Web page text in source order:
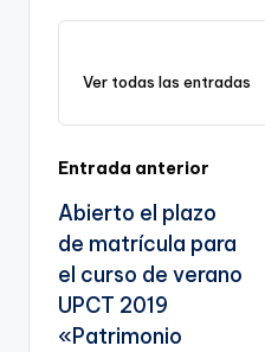
p
Li
n
k
c
e
b
o
o
k
ai e
a
Ver todas las entradas
Navegación
de
entradas
Entrada anterior
Abierto el plazo
de matrícula para
el curso de verano
UPCT 2019
«Patrimonio